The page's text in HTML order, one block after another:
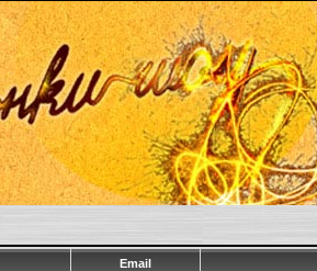
Email